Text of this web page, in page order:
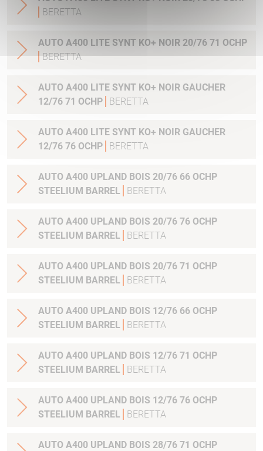
BERETTA
AUTO A400 LITE SYNT KO+ NOIR 20/76 71 OCHP
BERETTA
AUTO A400 LITE SYNT KO+ NOIR GAUCHER
12/76 71 OCHP
BERETTA
AUTO A400 LITE SYNT KO+ NOIR GAUCHER
12/76 76 OCHP
BERETTA
AUTO A400 UPLAND BOIS 20/76 66 OCHP
STEELIUM BARREL
BERETTA
AUTO A400 UPLAND BOIS 20/76 76 OCHP
STEELIUM BARREL
BERETTA
AUTO A400 UPLAND BOIS 20/76 71 OCHP
STEELIUM BARREL
BERETTA
AUTO A400 UPLAND BOIS 12/76 66 OCHP
STEELIUM BARREL
BERETTA
AUTO A400 UPLAND BOIS 12/76 71 OCHP
STEELIUM BARREL
BERETTA
AUTO A400 UPLAND BOIS 12/76 76 OCHP
STEELIUM BARREL
BERETTA
AUTO A400 UPLAND BOIS 28/76 71 OCHP